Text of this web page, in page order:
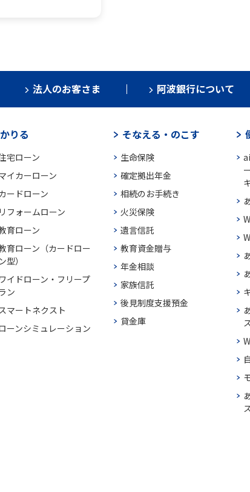
法人のお客さま 阿波銀行について
かりる
宅ローン
イカーローン
ードローン
リフォームローン
育ローン
育ローン（カードロー
ン型）
ワイドローン・フリープ
ン
マートネクスト
ーンシミュレーション
そなえる・のこす
生命保険
確定拠出年金
相続のお手続き
火災保険
遺言信託
教育資金贈与
年金相談
家族信託
後見制度支援預金
貸金庫